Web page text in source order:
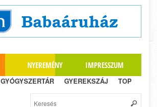
NYEREMÉNY IMPRESSZUM
GYÓGYSZERTÁR GYEREKSZÁJ TOP